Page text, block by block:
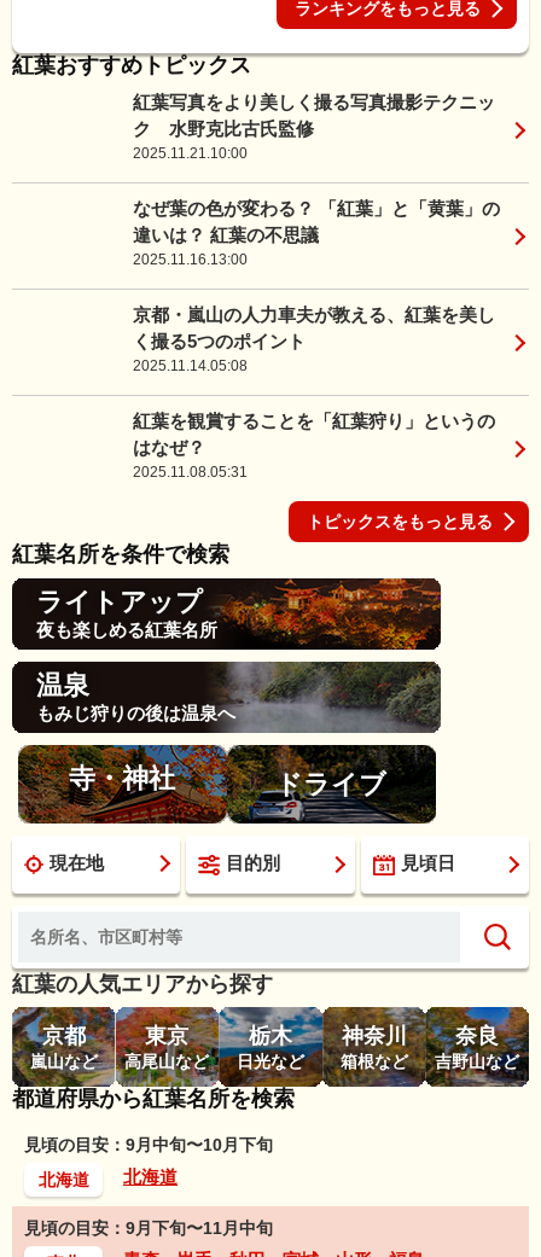
ランキングをもっと見る
紅葉おすすめトピックス
紅葉写真をより美しく撮る写真撮影テクニッ
ク 水野克比古氏監修
2025.11.21.10:00
なぜ葉の色が変わる？ 「紅葉」と「黄葉」の
違いは？ 紅葉の不思議
2025.11.16.13:00
京都・嵐山の人力車夫が教える、紅葉を美し
く撮る5つのポイント
2025.11.14.05:08
紅葉を観賞することを「紅葉狩り」というの
はなぜ？
2025.11.08.05:31
トピックスをもっと見る
紅葉名所を条件で検索
ライトアップ
夜も楽しめる紅葉名所
温泉
もみじ狩りの後は温泉へ
寺・神社 ドライブ
現在地 目的別 見頃日
紅葉の人気エリアから探す
京都
嵐山など
東京
高尾山など
栃木
日光など
神奈川
箱根など
奈良
吉野山など
都道府県から紅葉名所を検索
見頃の目安：9月中旬〜10月下旬
北海道
北海道
見頃の目安：9月下旬〜11月中旬